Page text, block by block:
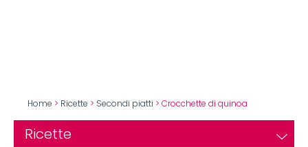
Home > Ricette > Secondi piatti > Crocchette di quinoa
Ricette